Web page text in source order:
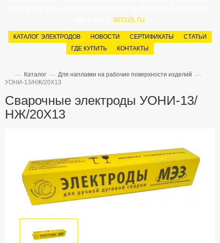
arcus.ru
КАТАЛОГ ЭЛЕКТРОДОВ НОВОСТИ СЕРТИФИКАТЫ
СТАТЬИ
ГДЕ КУПИТЬ
КОНТАКТЫ
— Каталог — Для наплавки на рабочие поверхности изделий —
УОНИ-13/НЖ/20Х13
Сварочные электроды УОНИ-13/
НЖ/20Х13